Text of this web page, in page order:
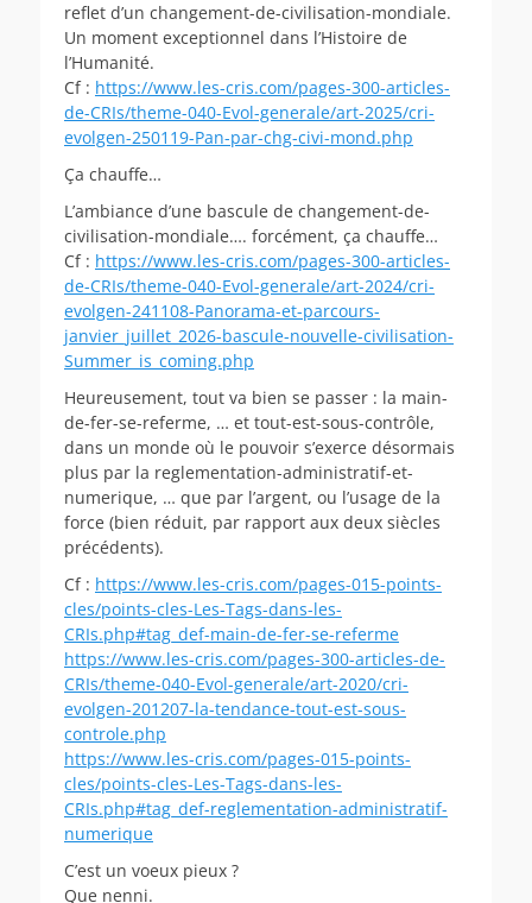
reflet d’un changement-de-civilisation-mondiale.
Un moment exceptionnel dans l’Histoire de
l’Humanité.
Cf : https://www.les-cris.com/pages-300-articles-
de-CRIs/theme-040-Evol-generale/art-2025/cri-
evolgen-250119-Pan-par-chg-civi-mond.php
Ça chauffe…
L’ambiance d’une bascule de changement-de-
civilisation-mondiale…. forcément, ça chauffe…
Cf : https://www.les-cris.com/pages-300-articles-
de-CRIs/theme-040-Evol-generale/art-2024/cri-
evolgen-241108-Panorama-et-parcours-
janvier_juillet_2026-bascule-nouvelle-civilisation-
Summer_is_coming.php
Heureusement, tout va bien se passer : la main-
de-fer-se-referme, … et tout-est-sous-contrôle,
dans un monde où le pouvoir s’exerce désormais
plus par la reglementation-administratif-et-
numerique, … que par l’argent, ou l’usage de la
force (bien réduit, par rapport aux deux siècles
précédents).
Cf : https://www.les-cris.com/pages-015-points-
cles/points-cles-Les-Tags-dans-les-
CRIs.php#tag_def-main-de-fer-se-referme
https://www.les-cris.com/pages-300-articles-de-
CRIs/theme-040-Evol-generale/art-2020/cri-
evolgen-201207-la-tendance-tout-est-sous-
controle.php
https://www.les-cris.com/pages-015-points-
cles/points-cles-Les-Tags-dans-les-
CRIs.php#tag_def-reglementation-administratif-
numerique
C’est un voeux pieux ?
Que nenni.